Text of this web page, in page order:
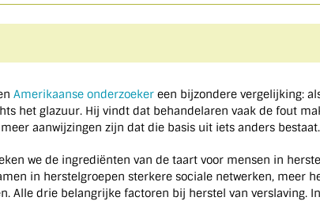
Amerikaanse onderzoeker een bijzondere vergelijking:
het glazuur. Hij vindt dat behandelaren vaak de fout
aanwijzingen zijn dat die basis uit iets anders bestaat.
we de ingrediënten van de taart voor mensen in
in herstelgroepen sterkere sociale netwerken, meer
Alle drie belangrijke factoren bij herstel van verslaving.